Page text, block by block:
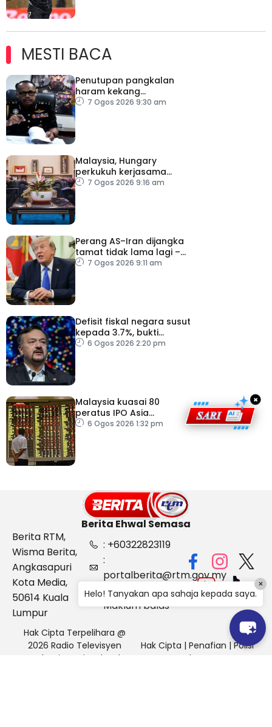
MESTI BACA
Penutupan pangkalan
haram kekang
penyeludupan di
7 Ogos 2026 9:30 am
Malaysia, Hungary
perkukuh kerjasama
sektor pertanian
7 Ogos 2026 9:16 am
Perang AS–Iran dijangka
tamat tidak lama lagi –
Trump
7 Ogos 2026 9:11 am
Defisit fiskal negara susut
kepada 3.7%, bukti
keyakinan pelabur masih
6 Ogos 2026 2:20 pm
Malaysia kuasai 80
peratus IPO Asia
Tenggara, kumpul AS$1.4
6 Ogos 2026 1:32 pm
×
Berita Ehwal Semasa
Berita RTM,
Wisma Berita,
Angkasapuri
Kota Media,
50614 Kuala
Lumpur
: +60322823119
:
portalberita@rtm.gov.my
: Aduan &
Maklum balas
Hak Cipta Terpelihara @
2026 Radio Televisyen
Malaysia, Berita Ehwal
Hak Cipta | Penafian | Polisi
Keselamatan
Helo! Tanyakan apa sahaja kepada saya.
×